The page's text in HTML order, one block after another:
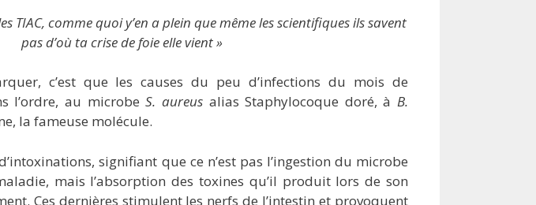
TIAC, comme quoi y’en a plein que même les scientifiques ils savent
pas d’où ta crise de foie elle vient »
c’est que les causes du peu d’infections du mois de
l’ordre, au microbeS. aureusalias Staphylocoque doré, àB.
la fameuse molécule.
signifiant que ce n’est pas l’ingestion du microbe
mais l’absorption des toxines qu’il produit lors de son
Ces dernières stimulent les nerfs de l’intestin et provoquent